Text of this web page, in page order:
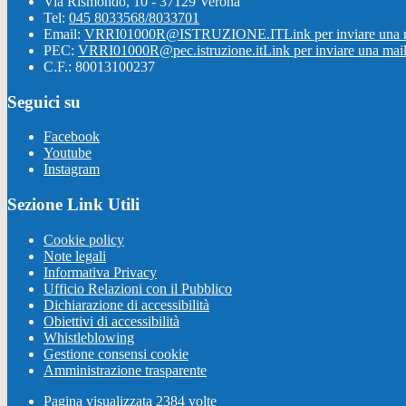
Tel: 045 8033568/8033701
Email: VRRI01000R@ISTRUZIONE.ITLink per inviare una
PEC: VRRI01000R@pec.istruzione.itLink per inviare una mail
C.F.: 80013100237
Seguici su
Facebook
Youtube
Instagram
Sezione Link Utili
Cookie policy
Note legali
Informativa Privacy
Ufficio Relazioni con il Pubblico
Dichiarazione di accessibilità
Obiettivi di accessibilità
Whistleblowing
Gestione consensi cookie
Amministrazione trasparente
Pagina visualizzata 2384 volte